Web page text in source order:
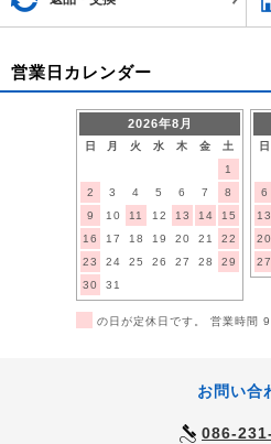
営業日カレンダー
2026年8月
日 月 火 水 木 金
土
1
2
3 4 5 6 7
8
9
10 11 12 13 14
15
16
17 18 19 20 21
22
23
24 25 26 27 28
29
30
31
日
6
13
20
27
の日が定休日です。 営業時間
お問い合
086-